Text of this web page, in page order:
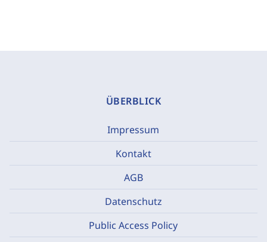
ÜBERBLICK
Impressum
Kontakt
AGB
Datenschutz
Public Access Policy